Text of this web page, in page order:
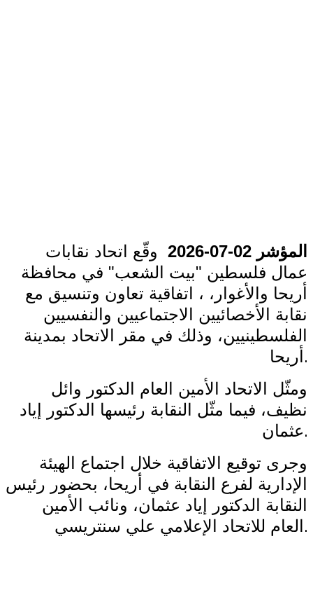
المؤشر 02-07-2026
وقّع اتحاد نقابات
عمال فلسطين "بيت الشعب" في محافظة
أريحا والأغوار، ، اتفاقية تعاون وتنسيق مع
نقابة الأخصائيين الاجتماعيين والنفسيين
الفلسطينيين، وذلك في مقر الاتحاد بمدينة
أريحا .
ومثّل الاتحاد الأمين العام الدكتور وائل
نظيف، فيما مثّل النقابة رئيسها الدكتور إياد
عثمان.
وجرى توقيع الاتفاقية خلال اجتماع الهيئة
الإدارية لفرع النقابة في أريحا، بحضور رئيس
النقابة الدكتور إياد عثمان، ونائب الأمين
العام للاتحاد الإعلامي علي سنتريسي .